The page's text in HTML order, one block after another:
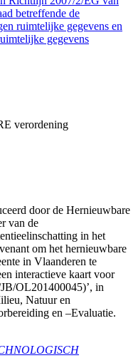
betreffende de
ruimtelijke gegevens en
gegevens
verordening
door de Hernieuwbare
van de
in het
om het hernieuwbare
in Vlaanderen te
interactieve kaart voor
OL201400045)’, in
Natuur en
en –Evaluatie.